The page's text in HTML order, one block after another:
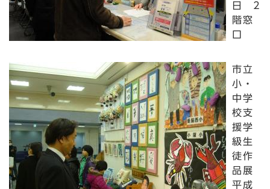
日 2
階窓
口
市立
小・
中学
校支
援学
級生
徒作
品展
平成